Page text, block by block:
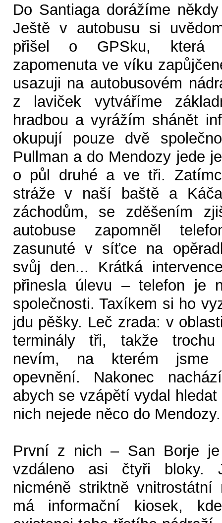
Do Santiaga dorážíme
Ještě v autobusu si
přišel o GPSku, která
zapomenuta ve víku
usazuji na autobusovém
z laviček vytváříme
hradbou a vyrážím shánět
okupují pouze dvě
Pullman a do Mendozy jede
o půl druhé a ve tři.
stráže v naší baště a
záchodům, se zděšením
autobuse zapomněl
zasunuté v síťce na
svůj den... Krátká
přinesla úlevu – telefon je
společnosti. Taxíkem si ho
jdu pěšky. Leč zrada: v
terminály tři, takže
nevím, na kterém jsme
opevnění. Nakonec
abych se vzápětí vydal
nich nejede něco do Mendozy.
První z nich – San Borje
vzdáleno asi čtyři bloky.
nicméně striktně
má informační kiosek,